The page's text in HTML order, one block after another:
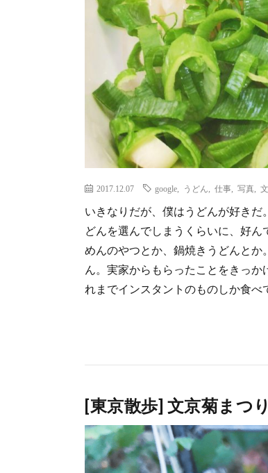
2017.12.07 google うどん 仕事 写真
いきなりだが、僕はうどんが好き
どんを選んでしまうくらいに、好
めんのやつとか、鍋焼きうどんと
ん。実家からもらったことをきっ
れまでインスタントのものしか食
[東京散歩] 文京菊まつ